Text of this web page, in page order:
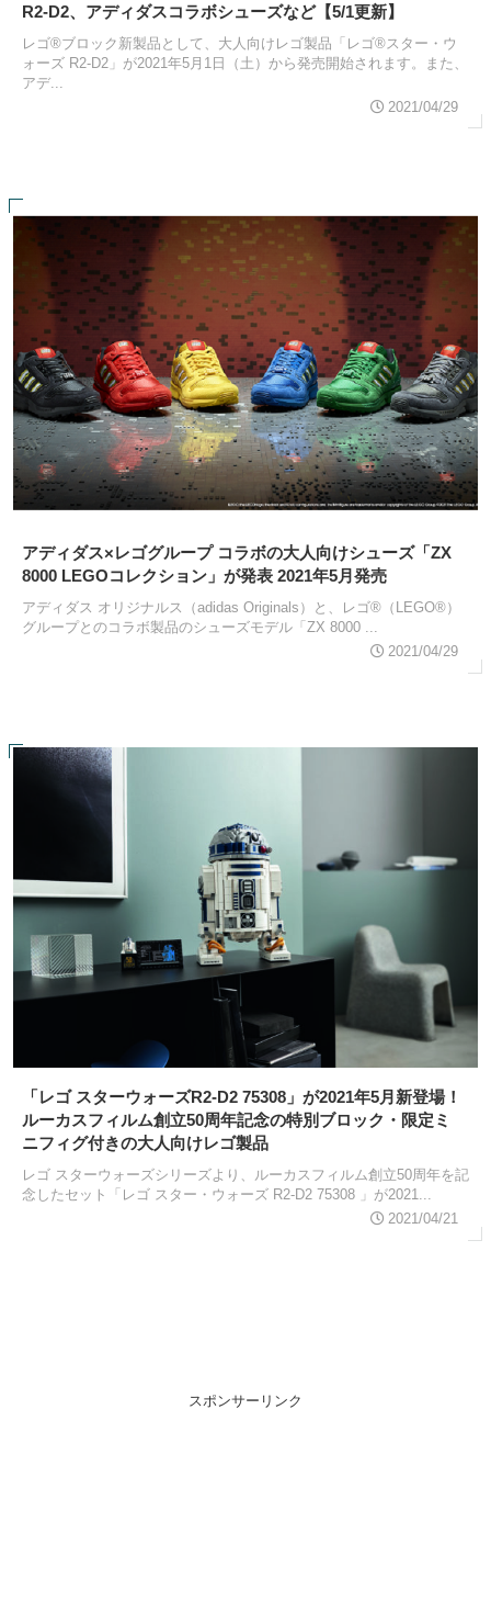
R2-D2、アディダスコラボシューズなど【5/1更新】
レゴ®ブロック新製品として、大人向けレゴ製品「レゴ®スター・ウ
ォーズ R2-D2」が2021年5月1日（土）から発売開始されます。また、
アデ...
2021/04/29
アディダス×レゴグループ コラボの大人向けシューズ「ZX
8000 LEGOコレクション」が発表 2021年5月発売
アディダス オリジナルス（adidas Originals）と、レゴ®（LEGO®）
グループとのコラボ製品のシューズモデル「ZX 8000 ...
2021/04/29
「レゴ スターウォーズR2-D2 75308」が2021年5月新登場！
ルーカスフィルム創立50周年記念の特別ブロック・限定ミ
ニフィグ付きの大人向けレゴ製品
レゴ スターウォーズシリーズより、ルーカスフィルム創立50周年を記
念したセット「レゴ スター・ウォーズ R2-D2 75308 」が2021...
2021/04/21
スポンサーリンク